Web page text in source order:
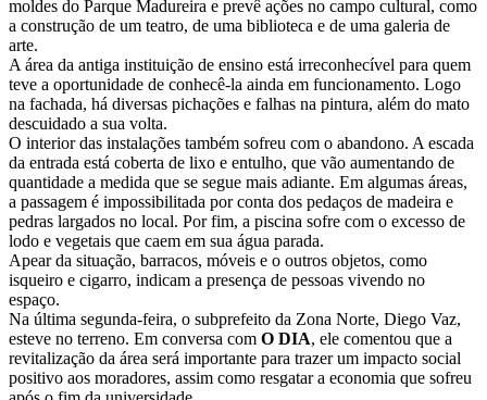
moldes do Parque Madureira e prevê ações no campo cultural, como
a construção de um teatro, de uma biblioteca e de uma galeria de
arte.
A área da antiga instituição de ensino está irreconhecível para quem
teve a oportunidade de conhecê-la ainda em funcionamento. Logo
na fachada, há diversas pichações e falhas na pintura, além do mato
descuidado a sua volta.
O interior das instalações também sofreu com o abandono. A escada
da entrada está coberta de lixo e entulho, que vão aumentando de
quantidade a medida que se segue mais adiante. Em algumas áreas,
a passagem é impossibilitada por conta dos pedaços de madeira e
pedras largados no local. Por fim, a piscina sofre com o excesso de
lodo e vegetais que caem em sua água parada.
Apear da situação, barracos, móveis e o outros objetos, como
isqueiro e cigarro, indicam a presença de pessoas vivendo no
espaço.
Na última segunda-feira, o subprefeito da Zona Norte, Diego Vaz,
esteve no terreno. Em conversa com O DIA, ele comentou que a
revitalização da área será importante para trazer um impacto social
positivo aos moradores, assim como resgatar a economia que sofreu